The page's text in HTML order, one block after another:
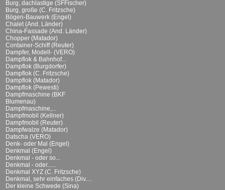
Burg, dachlastige (SFFischer)
Burg, große (C. Fritzsche)
Bögen-Bauwerk (Engel)
Chalet (And. Länder)
China-Fassade (And. Länder)
Chopper (Matador)
Container-Schiff (Reuter)
Dampfer, Modell- (VERO)
Dampflok & Bahnhof...
Dampflok (Burgdorfer)
Dampflok (C. Fritzsche)
Dampflok (Matador)
Dampflok (Pewesti)
Dampfmaschine (BKF
Blumenau)
Dampfmaschine,...
Dampfmobil (Kellner)
Dampfmobil (Reuter)
Dampfwalze (Matador)
Datscha (VERO)
Denk- oder Mal (Engel)
Denkmal (Engel)
Denkmal - oder so...
Denkmal - oder......
Denkmal XYZ (C. Fritzsche)
Denkmal, sehr einfaches (Div....
Der kleine Schwede (Sina)